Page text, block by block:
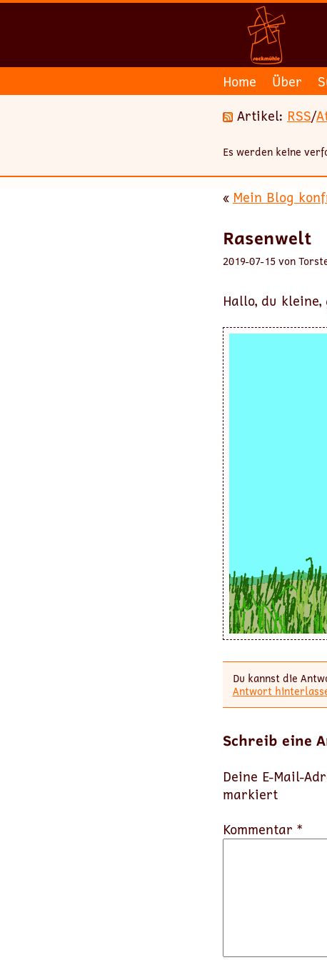
Home
Über
Artikel: RSS/
Es werden keine
« Mein Blog
Rasenwelt
2019-07-15 von
Hallo, du
Du kannst die
Antwort
Schreib eine
Deine E-Mail-
markiert
Kommentar *